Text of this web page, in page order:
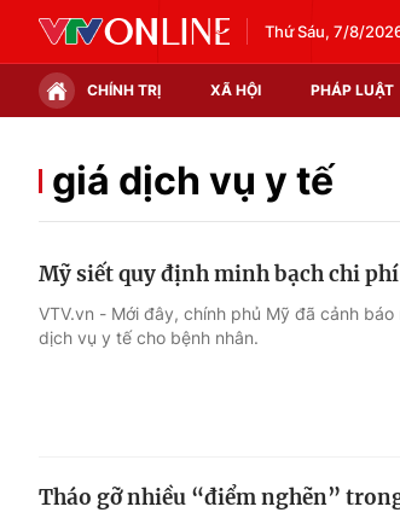
Thứ Sáu, 7/8/
CHÍNH TRỊ XÃ HỘI PHÁP LUẬT
Chính trị
Thế giới đó đây
giá dịch vụ y tế
Mỹ siết quy định minh bạch chi
VTV.vn - Mới đây, chính phủ Mỹ đã cảnh
dịch vụ y tế cho bệnh nhân.
Tháo gỡ nhiều “điểm nghẽn”